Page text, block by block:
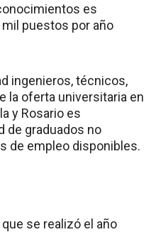
es
puestos por año
ingenieros, técnicos,
la oferta universitaria en
y Rosario es
de graduados no
de empleo disponibles.
se realizó el año